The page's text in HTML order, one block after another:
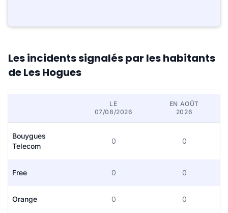
Les incidents signalés par les habitants
de Les Hogues
LE
07/08/2026
EN AOÛT
2026
Bouygues
Telecom
0 0
Free 0 0
Orange 0 0